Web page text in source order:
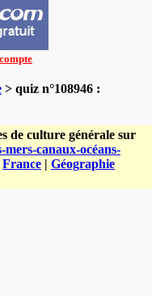
> quiz n°108946 :
de culture générale sur
mers-canaux-océans-
France | Géographie